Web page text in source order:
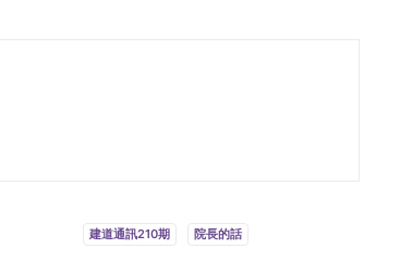
建道通訊210期 院長的話